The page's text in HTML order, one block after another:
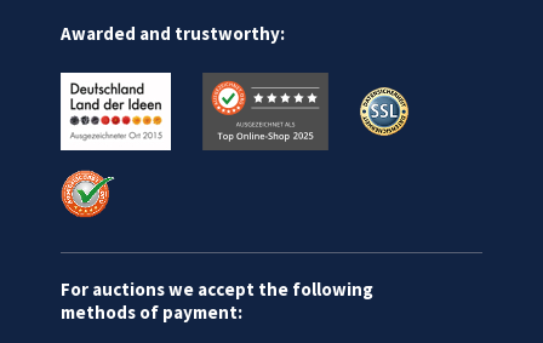
Awarded and trustworthy:
For auctions we accept the following
methods of payment: